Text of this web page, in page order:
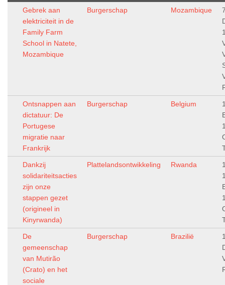
Gebrek aan
elektriciteit in de
Family Farm
School in Natete,
Mozambique
Burgerschap Mozambique
Ontsnappen aan
dictatuur: De
Portugese
migratie naar
Frankrijk
Burgerschap Belgium
Dankzij
solidariteitsacties
zijn onze
stappen gezet
(origineel in
Kinyrwanda)
Plattelandsontwikkeling Rwanda
De
gemeenschap
van Mutirão
(Crato) en het
sociale
Burgerschap Brazilië